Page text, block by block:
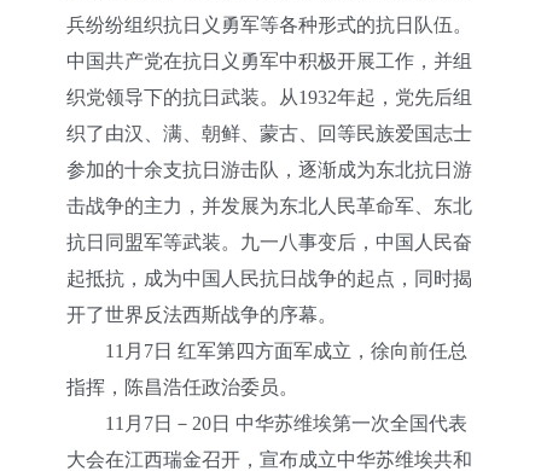
兵纷纷组织抗日义勇军等各种形式的抗日队伍。
中国共产党在抗日义勇军中积极开展工作，并组
织党领导下的抗日武装。从1932年起，党先后组
织了由汉、满、朝鲜、蒙古、回等民族爱国志士
参加的十余支抗日游击队，逐渐成为东北抗日游
击战争的主力，并发展为东北人民革命军、东北
抗日同盟军等武装。九一八事变后，中国人民奋
起抵抗，成为中国人民抗日战争的起点，同时揭
开了世界反法西斯战争的序幕。
11月7日 红军第四方面军成立，徐向前任总
指挥，陈昌浩任政治委员。
11月7日－20日 中华苏维埃第一次全国代表
大会在江西瑞金召开，宣布成立中华苏维埃共和